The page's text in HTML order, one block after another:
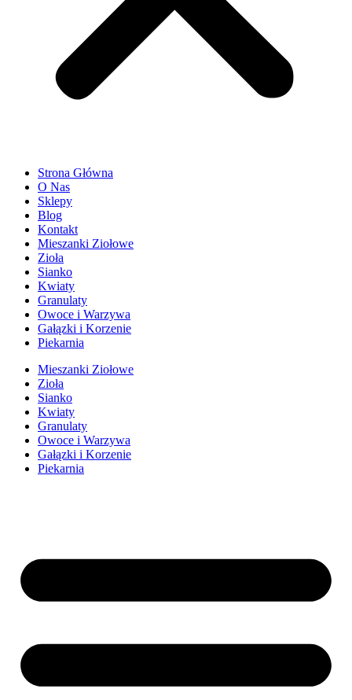
Strona Główna
O Nas
Sklepy
Blog
Kontakt
Mieszanki Ziołowe
Zioła
Sianko
Kwiaty
Granulaty
Owoce i Warzywa
Gałązki i Korzenie
Piekarnia
Mieszanki Ziołowe
Zioła
Sianko
Kwiaty
Granulaty
Owoce i Warzywa
Gałązki i Korzenie
Piekarnia